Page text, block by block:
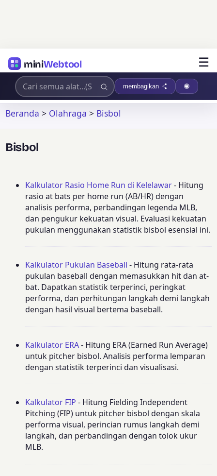
miniWebtool ☰
membagikan
Beranda > Olahraga > Bisbol
Bisbol
Kalkulator Rasio Home Run di Kelelawar- Hitung
rasio at bats per home run (AB/HR) dengan
analisis performa, perbandingan legenda MLB,
dan pengukur kekuatan visual. Evaluasi kekuatan
pukulan menggunakan statistik bisbol esensial ini.
Kalkulator Pukulan Baseball - Hitung rata-rata
pukulan baseball dengan memasukkan hit dan at-
bat. Dapatkan statistik terperinci, peringkat
performa, dan perhitungan langkah demi langkah
dengan hasil visual bertema baseball.
Kalkulator ERA- Hitung ERA (Earned Run Average)
untuk pitcher bisbol. Analisis performa lemparan
dengan statistik terperinci dan visualisasi.
Kalkulator FIP - Hitung Fielding Independent
Pitching (FIP) untuk pitcher bisbol dengan skala
performa visual, perincian rumus langkah demi
langkah, dan perbandingan dengan tolok ukur
MLB.